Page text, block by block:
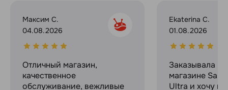
Максим С.
04.08.2026
Отличный магазин,
качественное
обслуживание, вежливые
Ekaterina C.
01.08.2026
Заказывала в
магазине
Ultra и хочу